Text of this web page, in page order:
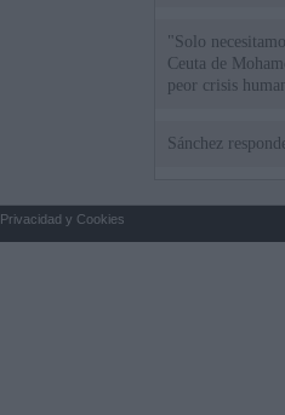
"Solo
Ceuta de
peor crisis
Sánchez
Privacidad y Cookies